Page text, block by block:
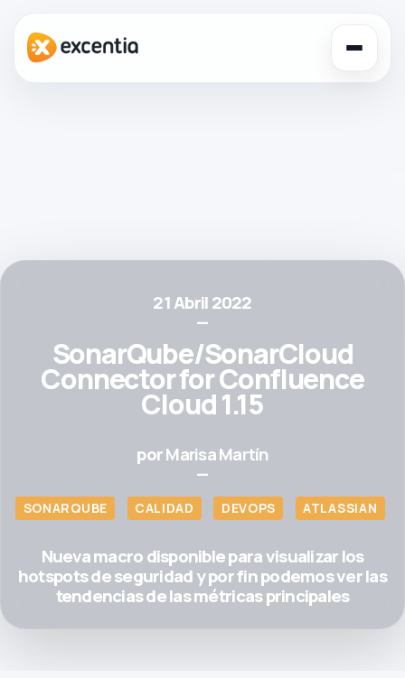
21 Abril 2022
—
SonarQube/SonarCloud
Connector for Confluence
Cloud 1.15
porMarisa Martín
—
SONARQUBE CALIDAD DEVOPS ATLASSIAN
Nueva macro disponible para visualizar los
hotspots de seguridad y por fin podemos ver las
tendencias de las métricas principales